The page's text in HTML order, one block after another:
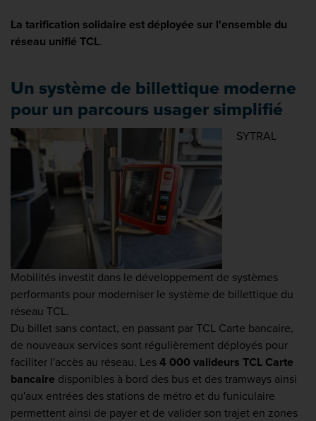
La tarification solidaire est déployée sur l'ensemble du
réseau unifié TCL.
Un système de billettique moderne
pour un parcours usager simplifié
SYTRAL
Mobilités investit dans le développement de systèmes
performants pour moderniser le système de billettique du
réseau TCL.
Du billet sans contact, en passant par TCL Carte bancaire,
de nouveaux services sont régulièrement déployés pour
faciliter l'accès au réseau. Les 4 000 valideurs TCL Carte
bancaire disponibles à bord des bus et des tramways ainsi
qu'aux entrées des stations de métro et du funiculaire
permettent ainsi de payer et de valider son trajet en zones